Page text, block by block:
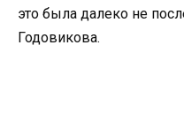
это была далеко не
Годовикова.